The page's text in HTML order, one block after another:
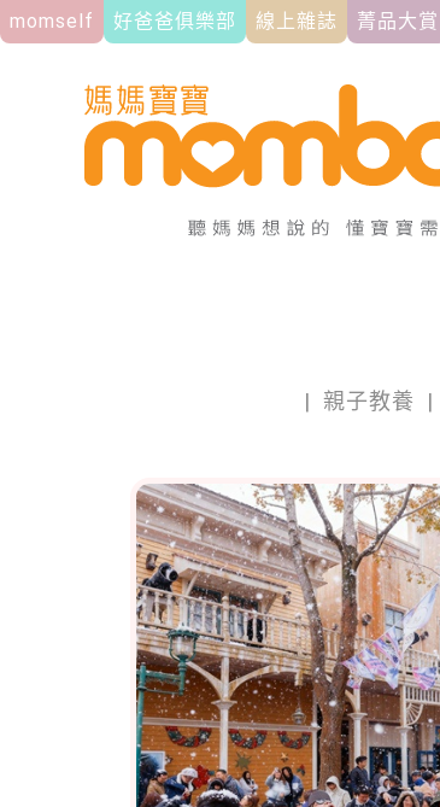
momself 好爸爸俱樂部 線上雜誌 菁品大賞
| 親子教養 |